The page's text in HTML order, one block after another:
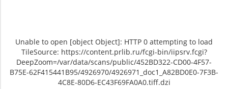
Unable to open [object Object]: HTTP 0 attempting to load
TileSource: https://content.prlib.ru/fcgi-bin/iipsrv.fcgi?
DeepZoom=/var/data/scans/public/452BD322-CD00-4F57-
B75E-62F415441B95/4926970/4926971_doc1_A82BD0E0-7F3B-
4C8E-80D6-EC43F69FA0A0.tiff.dzi